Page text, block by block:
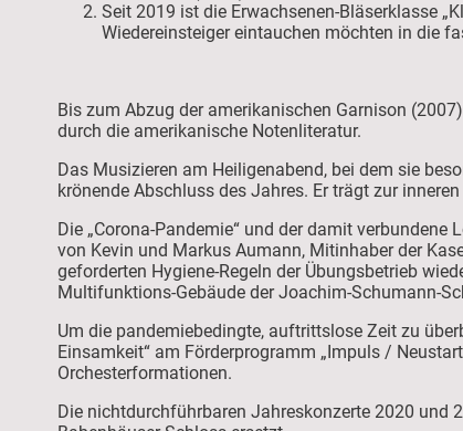
Seit 2019 ist die Erwachsenen-Bläserklasse
Wiedereinsteiger eintauchen möchten in die
Bis zum Abzug der amerikanischen Garnison
durch die amerikanische Notenliteratur.
Das Musizieren am Heiligenabend, bei dem sie
krönende Abschluss des Jahres. Er trägt zur
Die „Corona-Pandemie“ und der damit
von Kevin und Markus Aumann, Mitinhaber der
geforderten Hygiene-Regeln der Übungsbetrieb
Multifunktions-Gebäude der Joachim-Schumann-
Um die pandemiebedingte, auftrittslose Zeit zu
Einsamkeit“ am Förderprogramm „Impuls /
Orchesterformationen.
Die nichtdurchführbaren Jahreskonzerte 2020 und